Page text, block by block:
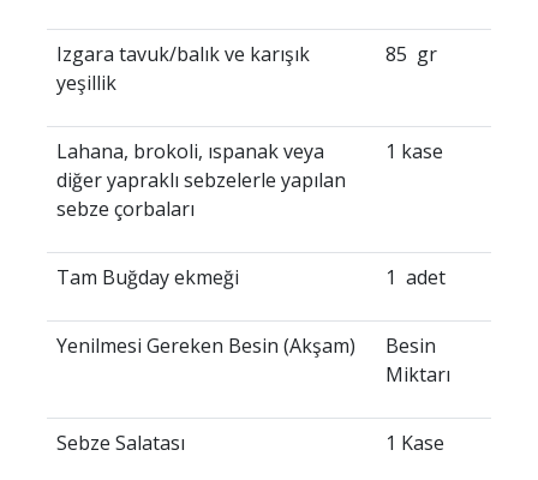
Izgara tavuk/balık ve karışık
yeşillik
85 gr
Lahana, brokoli, ıspanak veya
diğer yapraklı sebzelerle yapılan
sebze çorbaları
1 kase
Tam Buğday ekmeği 1 adet
Yenilmesi Gereken Besin (Akşam)
Besin
Miktarı
Sebze Salatası 1 Kase